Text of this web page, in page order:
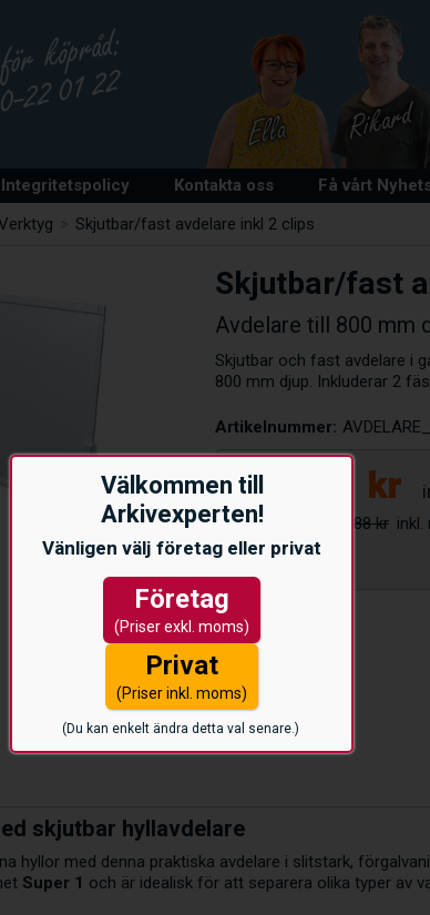
Välkommen till
Arkivexperten!
Vänligen välj företag eller privat
Företag
(Priser exkl. moms)
Privat
(Priser inkl. moms)
(Du kan enkelt ändra detta val senare.)
Integritetspolicy Kontakta oss Få vårt
Skjutbar/fast avdelare inkl 2 clips
Skjutbar/fast
Avdelare till 800 mm
Skjutbar och fast avdelare i
800 mm djup. Inkluderar 2
Artikelnummer:
kr
188 kr
skjutbar hyllavdelare
hyllor med denna praktiska avdelare i slitstark,
Super 1 och är idealisk för att separera olika typer av